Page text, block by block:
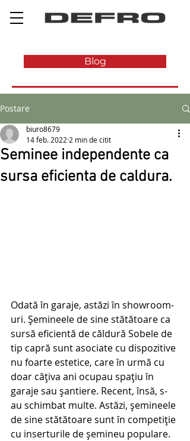
Blog
Postare
Seminee independente ca
sursa eficienta de caldura.
biuro8679
14 feb. 2022 2 min de citit
Odată în garaje, astăzi în showroom-
uri. Șemineele de sine stătătoare ca
sursă eficientă de căldură Sobele de
tip capră sunt asociate cu dispozitive
nu foarte estetice, care în urmă cu
doar câțiva ani ocupau spațiu în
garaje sau șantiere. Recent, însă, s-
au schimbat multe. Astăzi, șemineele
de sine stătătoare sunt în competiție
cu inserturile de șemineu populare.